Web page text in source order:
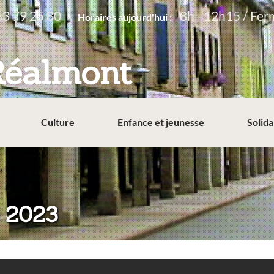
79 25 80 Horaires aujourd'hui : 8h - 12h15 /
Culture Enfance et jeunesse
2023